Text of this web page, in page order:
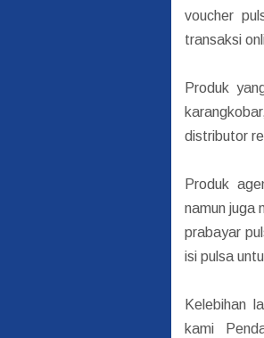
voucher
transaksi
Produk
distributor
Produk
namun juga
prabayar
isi pulsa
Kelebihan
kami